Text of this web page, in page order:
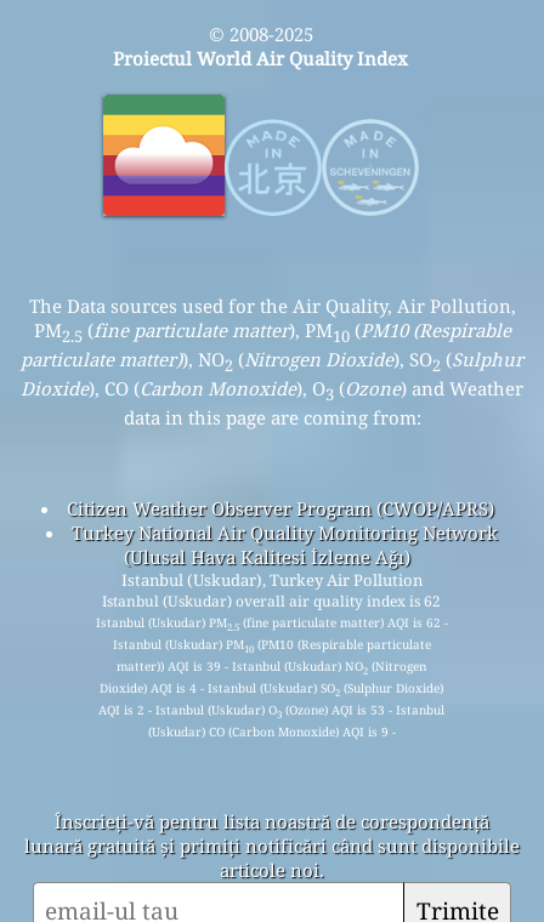
© 2008-2025
Proiectul World Air Quality Index
The Data sources used for the Air Quality, Air Pollution,
PM2.5 (fine particulate matter), PM10(PM10 (Respirable
particulate matter)), NO2 (Nitrogen Dioxide), SO2 (Sulphur
Dioxide), CO (Carbon Monoxide), O3 (Ozone) and Weather
data in this page are coming from:
Citizen Weather Observer Program (CWOP/APRS)
Turkey National Air Quality Monitoring Network
(Ulusal Hava Kalitesi İzleme Ağı)
Istanbul (Uskudar), Turkey Air Pollution
Istanbul (Uskudar) overall air quality index is 62
Istanbul (Uskudar) PM2.5(fine particulate matter) AQI is 62 -
Istanbul (Uskudar) PM10(PM10 (Respirable particulate
matter)) AQI is 39 - Istanbul (Uskudar) NO2 (Nitrogen
Dioxide) AQI is 4 - Istanbul (Uskudar) SO2 (Sulphur Dioxide)
AQI is 2 - Istanbul (Uskudar) O3 (Ozone) AQI is 53 - Istanbul
(Uskudar) CO (Carbon Monoxide) AQI is 9 -
Înscrieți-vă pentru lista noastră de corespondență
lunară gratuită și primiți notificări când sunt disponibile
articole noi.
Trimite